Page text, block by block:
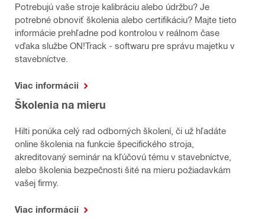
Potrebujú vaše stroje kalibráciu alebo údržbu? Je
potrebné obnoviť školenia alebo certifikáciu? Majte tieto
informácie prehľadne pod kontrolou v reálnom čase
vďaka službe ON!Track - softwaru pre správu majetku v
stavebníctve.
Viac informácií
Školenia na mieru
Hilti ponúka celý rad odborných školení, či už hľadáte
online školenia na funkcie špecifického stroja,
akreditovaný seminár na kľúčovú tému v stavebníctve,
alebo školenia bezpečnosti šité na mieru požiadavkám
vašej firmy.
Viac informácií